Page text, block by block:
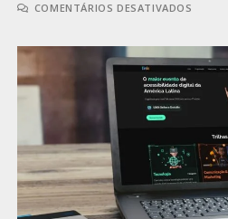
COMENTÁRIOS DESATIVADOS